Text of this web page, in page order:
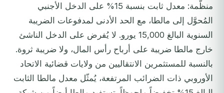
منظَّمة: معدل ثابت بنسبة 15% على الدخل الأجنبي
المُحوَّل إلى مالطا، مع الحد الأدنى لمدفوعات الضريبة
السنوية البالغ 15,000 يورو. لا يُفرض على الدخل الناشئ
خارج مالطا ضريبة على أرباح رأس المال، ولا ضريبة ثروة.
بالنسبة للمستثمرين الانتقاليين من ولايات قضائية الاتحاد
الأوروبي ذات الضرائب المرتفعة، يُمثّل معدل مالطا الثابت